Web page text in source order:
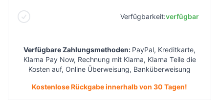
Verfügbarkeit:verfügbar
Verfügbare Zahlungsmethoden: PayPal, Kreditkarte,
Klarna Pay Now, Rechnung mit Klarna, Klarna Teile die
Kosten auf, Online Überweisung, Banküberweisung
Kostenlose Rückgabe innerhalb von 30 Tagen!